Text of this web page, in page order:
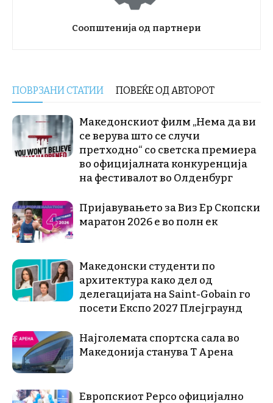
Соопштенија од партнери
ПОВРЗАНИ СТАТИИ ПОВЕЌЕ ОД АВТОРОТ
Македонскиот филм „Нема да ви
се верува што се случи
претходно“ со светска премиера
во официјалната конкуренција
на фестивалот во Олденбург
Пријавувањето за Виз Ер Скопски
маратон 2026 е во полн ек
Македонски студенти по
архитектура како дел од
делегацијата на Saint-Gobain го
посети Експо 2027 Плејграунд
Најголемата спортска сала во
Македонија станува Т Арена
Европскиот Pepco официјално